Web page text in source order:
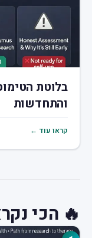
בלוטת
והתחדשות
קראו עוד ←
🔥 הכי